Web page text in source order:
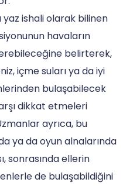
ishali olarak bilinen
havaların
belirterek,
içme suları ya da iyi
bulaşabilecek
dikkat etmeleri
ayrıca, bu
ya da oyun alnalarında
sonrasında ellerin
de bulaşabildiğini